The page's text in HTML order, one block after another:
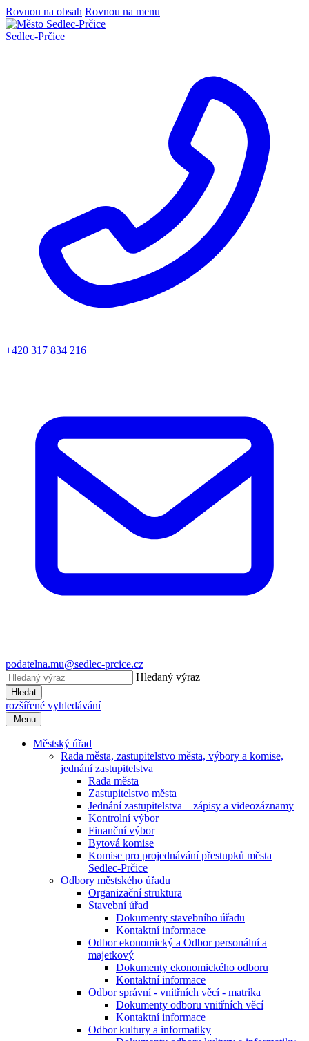
Rovnou na obsah Rovnou na menu
Sedlec-Prčice
+420 317 834 216
podatelna.mu@sedlec-prcice.cz
Hledaný výraz
Hledat
rozšířené vyhledávání
Menu
Městský úřad
Rada města, zastupitelstvo města, výbory a komise,
jednání zastupitelstva
Rada města
Zastupitelstvo města
Jednání zastupitelstva – zápisy a videozáznamy
Kontrolní výbor
Finanční výbor
Bytová komise
Komise pro projednávání přestupků města
Sedlec-Prčice
Odbory městského úřadu
Organizační struktura
Stavební úřad
Dokumenty stavebního úřadu
Kontaktní informace
Odbor ekonomický a Odbor personální a
majetkový
Dokumenty ekonomického odboru
Kontaktní informace
Odbor správní - vnitřních věcí - matrika
Dokumenty odboru vnitřních věcí
Kontaktní informace
Odbor kultury a informatiky